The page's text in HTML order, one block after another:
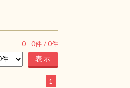
0 - 0件 /0件
1